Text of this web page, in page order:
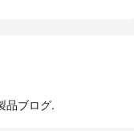
品ブログ.